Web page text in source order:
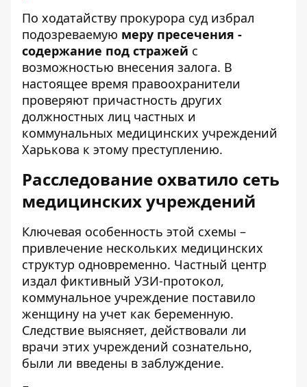
По ходатайству прокурора суд избрал
подозреваемую меру пресечения -
содержание под стражей с
возможностью внесения залога. В
настоящее время правоохранители
проверяют причастность других
должностных лиц частных и
коммунальных медицинских учреждений
Харькова к этому преступлению.
Расследование охватило сеть
медицинских учреждений
Ключевая особенность этой схемы –
привлечение нескольких медицинских
структур одновременно. Частный центр
издал фиктивный УЗИ-протокол,
коммунальное учреждение поставило
женщину на учет как беременную.
Следствие выясняет, действовали ли
врачи этих учреждений сознательно,
были ли введены в заблуждение.